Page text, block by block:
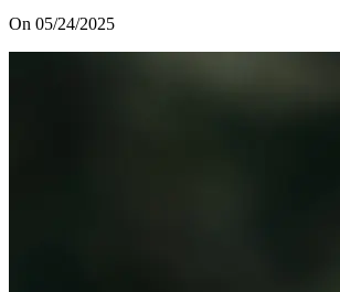
On 05/24/2025